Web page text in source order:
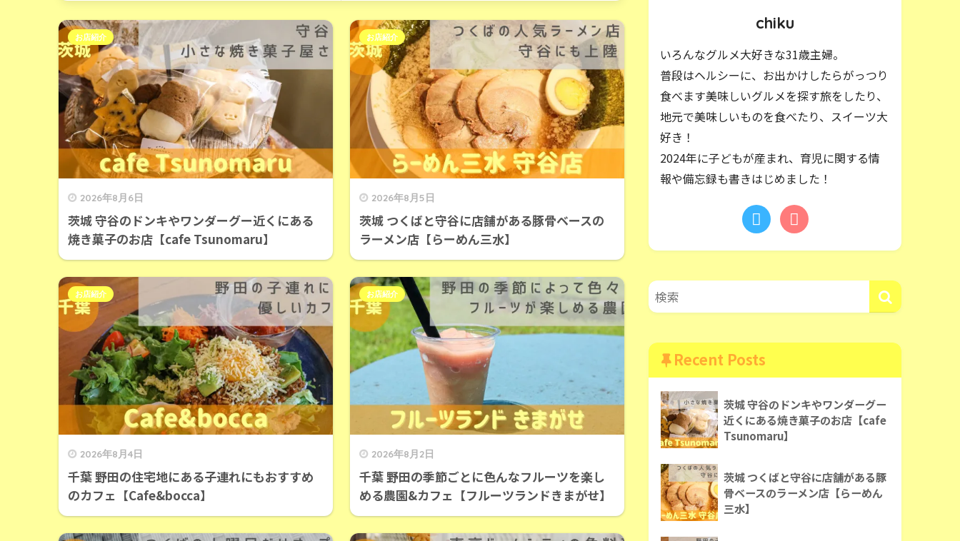
2026年8月6日
茨城 守谷のドンキやワンダーグー近くにある
焼き菓子のお店【cafe Tsunomaru】
お店紹介
2026年8月5日
茨城 つくばと守谷に店舗がある豚骨ベースの
ラーメン店【らーめん三水】
お店紹介
2026年8月4日
千葉 野田の住宅地にある子連れにもおすすめ
のカフェ【Cafe&bocca】
お店紹介
2026年8月2日
千葉 野田の季節ごとに色んなフルーツを楽し
める農園&カフェ【フルーツランドきまがせ】
お店紹介
chiku
いろんなグルメ大好きな31歳主婦。
普段はヘルシーに、お出かけしたらがっつり
食べます美味しいグルメを探す旅をしたり、
地元で美味しいものを食べたり、スイーツ大
好き！
2024年に子どもが産まれ、育児に関する情
報や備忘録も書きはじめました！
Recent Posts
茨城 守谷のドンキやワンダーグー
近くにある焼き菓子のお店【cafe
Tsunomaru】
茨城 つくばと守谷に店舗がある豚
骨ベースのラーメン店【らーめん
三水】